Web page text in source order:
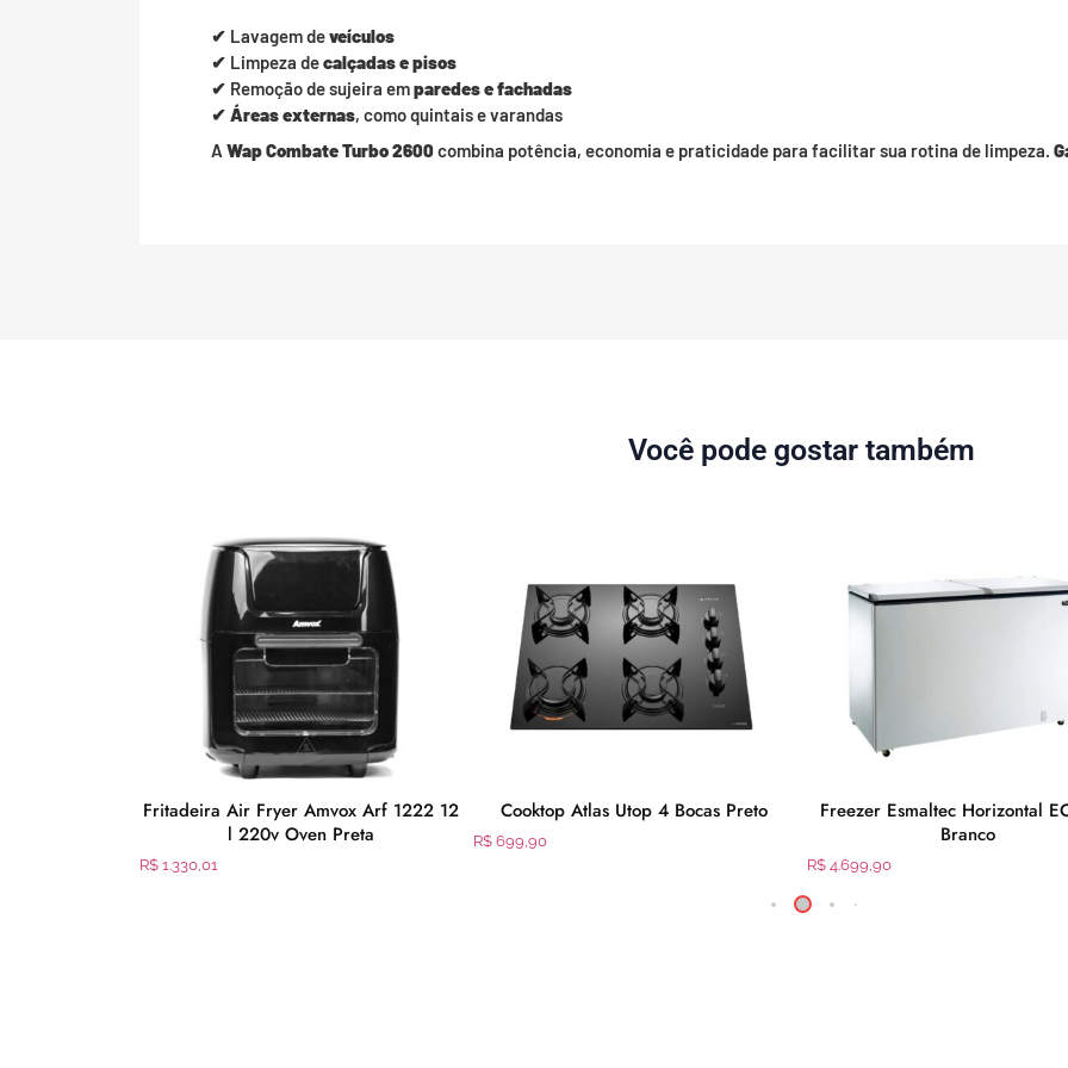
✔ Lavagem deveículos
✔ Limpeza decalçadas e pisos
✔ Remoção de sujeira emparedes e fachadas
✔ Áreas externas, como quintais e varandas
A Wap Combate Turbo 2600combina potência, economia e praticidade para facilitar sua rotina de limpeza.
Você pode gostar também
Fritadeira Air Fryer Amvox Arf 1222 12
l 220v Oven Preta
R$ 1.330,01
Cooktop Atlas Utop 4 Bocas Preto
R$ 699,90
Freezer Esmaltec Horizontal
Branco
R$ 4.699,90